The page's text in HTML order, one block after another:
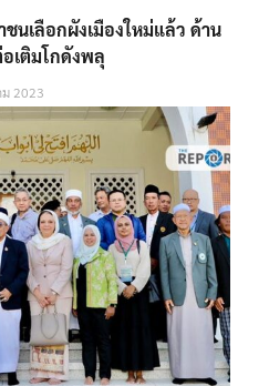
ชนเลือกผังเมืองใหม่แล้ว ด้าน
เติมโกดังพลุ
2023